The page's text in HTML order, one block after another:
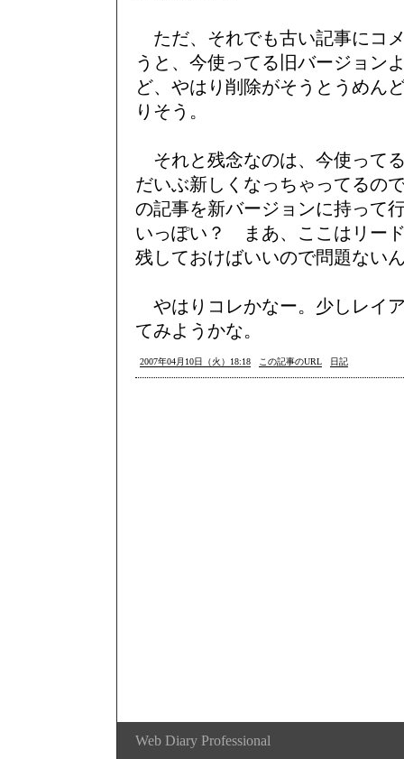
ただ、それでも古い記事にコ
うと、今使ってる旧バージョン
ど、やはり削除がそうとうめん
りそう。
それと残念なのは、今使って
だいぶ新しくなっちゃってるの
の記事を新バージョンに持って
いっぽい？ まあ、ここはリー
残しておけばいいので問題ない
やはりコレかなー。少しレイ
てみようかな。
2007年04月10日（火）18:18 この記事のURL 日記
Web Diary Professional